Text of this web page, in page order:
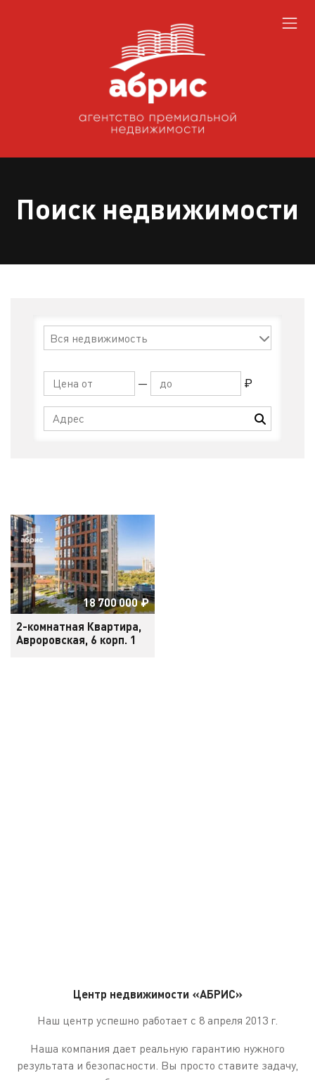
Поиск недвижимости
— ₽
18 700 000₽
2-комнатная Квартира,
Авроровская, 6 корп. 1
Центр недвижимости «АБРИС»
Наш центр успешно работает с 8 апреля 2013 г.
Наша компания дает реальную гарантию нужного
результата и безопасности. Вы просто ставите задачу,